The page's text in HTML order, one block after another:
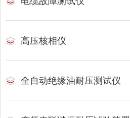
高压核相仪
全自动绝缘油耐压测试仪